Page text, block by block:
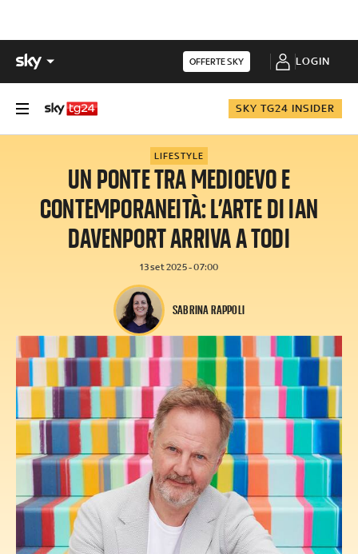
OFFERTE SKY LOGIN
SKY TG24 INSIDER
LIFESTYLE
UN PONTE TRA MEDIOEVO E
CONTEMPORANEITÀ: L’ARTE DI IAN
DAVENPORT ARRIVA A TODI
13 set 2025 - 07:00
SABRINA RAPPOLI